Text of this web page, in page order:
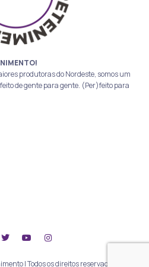
produtoras do Nordeste, somos um
de gente para gente. (Per)feito para
| Todos os direitos reservados